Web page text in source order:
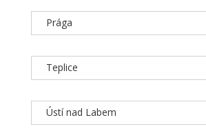
Prága
Teplice
Ústí nad Labem